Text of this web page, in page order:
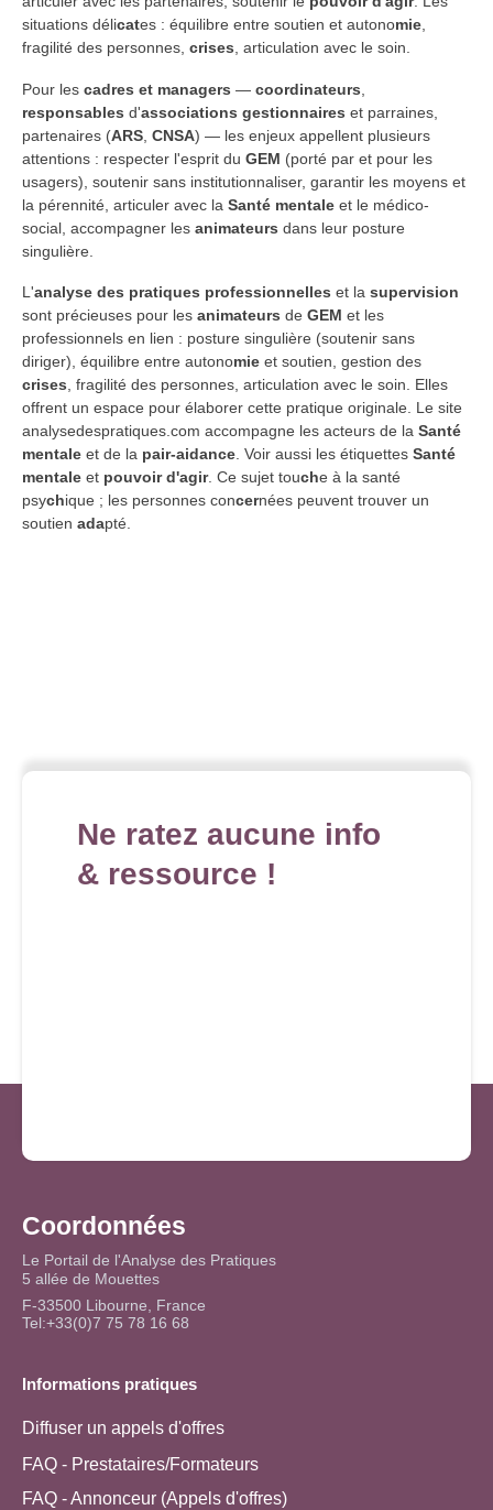
situations délicates : équilibre entre soutien et autonomie
fragilité des personnes, crises , articulation avec le soin.
Pour les cadres et managers — coordinateurs
responsables d'associations gestionnaires et parraines,
partenaires (ARS CNSA) — les enjeux appellent plusieurs
attentions : respecter l'esprit du GEM (porté par et pour les
usagers), soutenir sans institutionnaliser, garantir les moyens et
la pérennité, articuler avec la Santé mentale et le médico-
social, accompagner les animateurs dans leur posture
singulière.
L'analyse des pratiques professionnelles et la supervision
sont précieuses pour les animateurs de GEM et les
professionnels en lien : posture singulière (soutenir sans
diriger), équilibre entre autonomie et soutien, gestion des
crises, fragilité des personnes, articulation avec le soin. Elles
offrent un espace pour élaborer cette pratique originale. Le site
analysedespratiques.com accompagne les acteurs de la Santé
mentale et de la pair-aidance. Voir aussi les étiquettes Santé
mentale et pouvoir d'agir. Ce sujet touche à la santé
psychique ; les personnes concernées peuvent trouver un
soutien adapté.
Ne ratez aucune info
& ressource !
Coordonnées
Le Portail de l'Analyse des Pratiques
5 allée de Mouettes
F-33500 Libourne, France
Tel:+33(0)7 75 78 16 68
Informations pratiques
Diffuser un appels d'offres
FAQ - Prestataires/Formateurs
FAQ - Annonceur (Appels d'offres)